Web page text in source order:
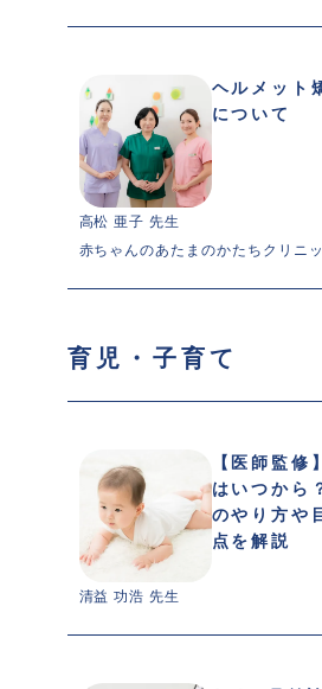
ヘルメット
について
高松 亜子 先生
赤ちゃんのあたまのかたちクリニ
育児・子育て
【医師監修
はいつから
のやり方や
点を解説
清益 功浩 先生